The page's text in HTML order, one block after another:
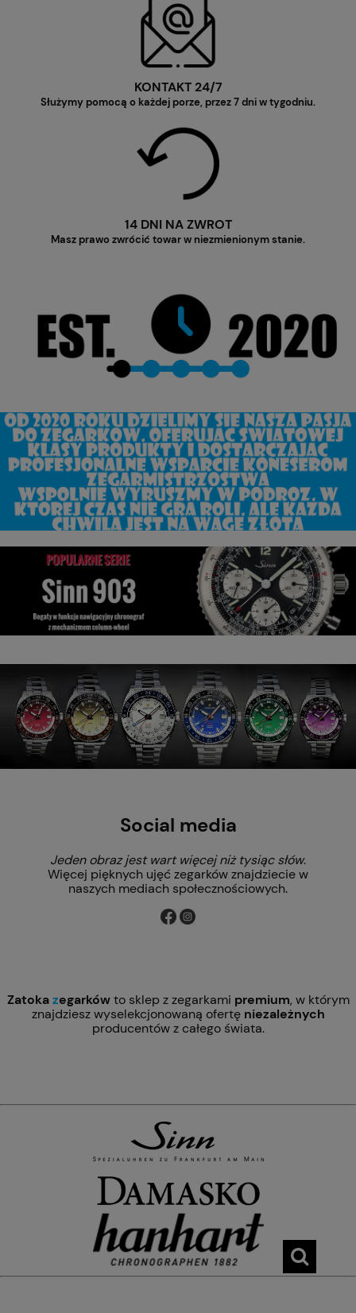
KONTAKT 24/7
Służymy pomocą o każdej porze, przez 7 dni w tygodniu.
14 DNI NA ZWROT
Masz prawo zwrócić towar w niezmienionym stanie.
Social media
Jeden obraz jest wart więcej niż tysiąc słów.
Więcej pięknych ujęć zegarków znajdziecie w
naszych mediach społecznościowych.
Zatokazegarkówto sklep z zegarkami premium, w którym
znajdziesz wyselekcjonowaną ofertę niezależnych
producentów z całego świata.